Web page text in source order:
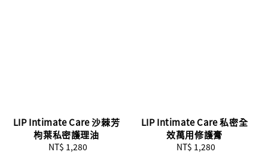
LIP Intimate Care 沙棘芳
枸葉私密護理油
Regular
NT$ 1,280
LIP Intimate Care 私密全
效萬用修護膏
Regular
NT$ 1,280